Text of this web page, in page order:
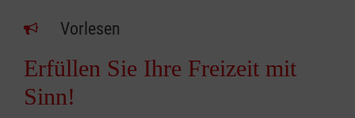
Vorlesen
Erfüllen Sie Ihre Freizeit mit
Sinn!